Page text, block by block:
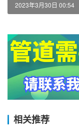
2023年3月30日 00:54
相关推荐